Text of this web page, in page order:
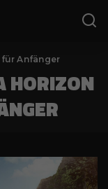
Anfänger
HORIZON